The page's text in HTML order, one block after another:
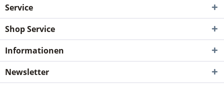
Service
Shop Service
Informationen
Newsletter